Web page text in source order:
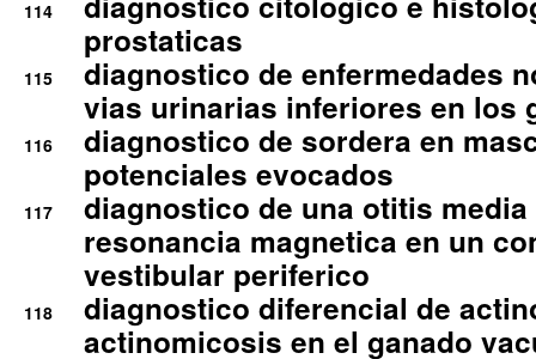
114
prostaticas
115
diagnostico de enfermedades
vias urinarias inferiores en los
116
diagnostico de sordera en
potenciales evocados
117
diagnostico de una otitis
resonancia magnetica en un
vestibular periferico
118
diagnostico diferencial de
actinomicosis en el ganado